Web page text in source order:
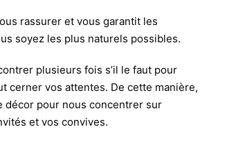
rassurer et vous garantit les
soyez les plus naturels possibles.
plusieurs fois s’il le faut pour
cerner vos attentes. De cette manière,
décor pour nous concentrer sur
et vos convives.